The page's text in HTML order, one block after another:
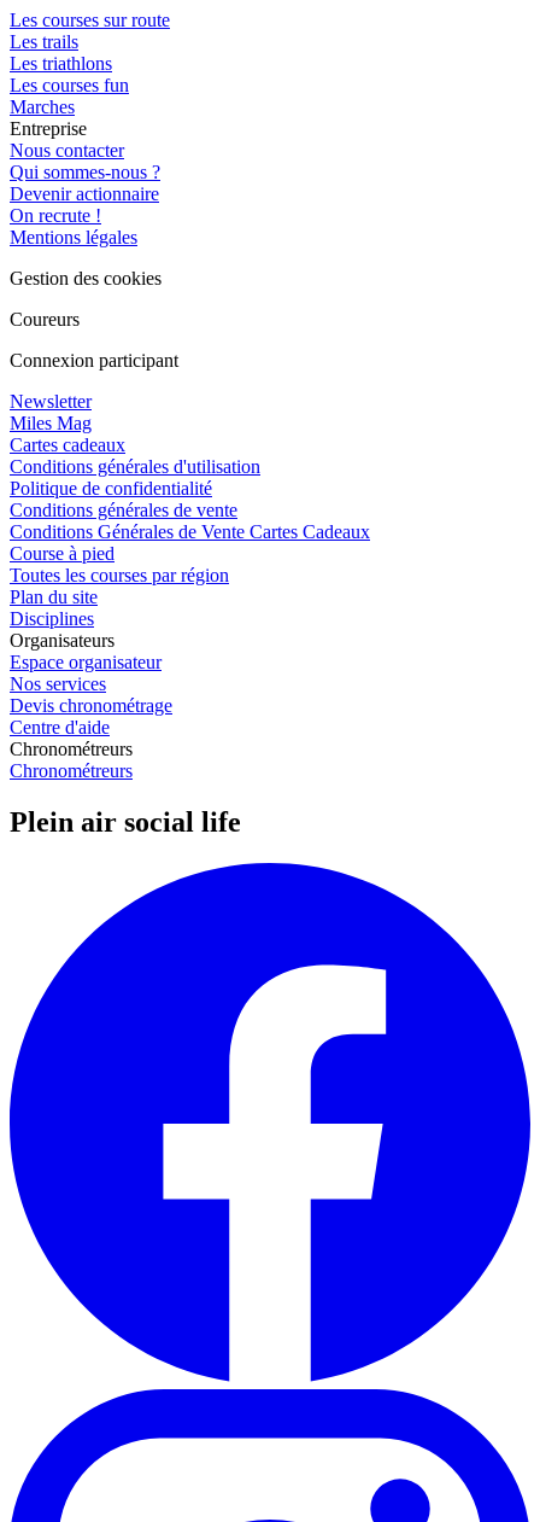
Les courses sur route
Les trails
Les triathlons
Les courses fun
Marches
Entreprise
Nous contacter
Qui sommes-nous ?
Devenir actionnaire
On recrute !
Mentions légales
Gestion des cookies
Coureurs
Connexion participant
Newsletter
Miles Mag
Cartes cadeaux
Conditions générales d'utilisation
Politique de confidentialité
Conditions générales de vente
Conditions Générales de Vente Cartes Cadeaux
Course à pied
Toutes les courses par région
Plan du site
Disciplines
Organisateurs
Espace organisateur
Nos services
Devis chronométrage
Centre d'aide
Chronométreurs
Chronométreurs
Plein air social life